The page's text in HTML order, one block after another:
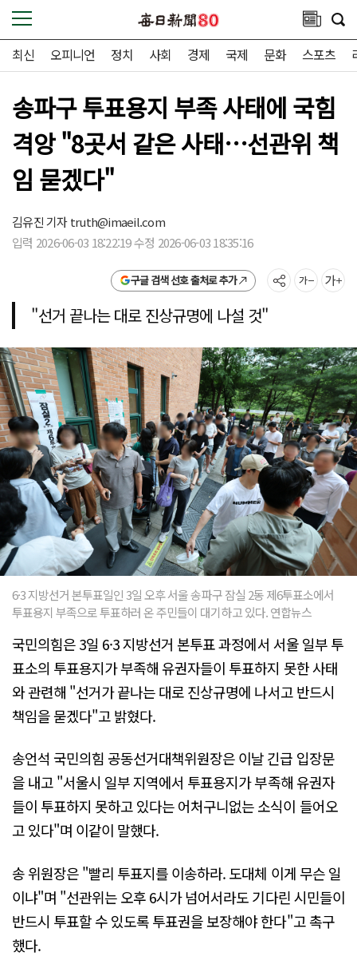
최신 오피니언 정치 사회 경제 국제 문화 스포츠
송파구 투표용지 부족 사태에 국힘
격앙 "8곳서 같은 사태…선관위 책
임 묻겠다"
김유진 기자truth@imaeil.com
입력 2026-06-03 18:22:19 수정 2026-06-03 18:35:16
구글 검색 선호 출처로 추가
"선거 끝나는 대로 진상규명에 나설 것"
6·3 지방선거 본투표일인 3일 오후 서울 송파구 잠실 2동 제6투표소에서
투표용지 부족으로 투표하러 온 주민들이 대기하고 있다. 연합뉴스
국민의힘은 3일 6·3 지방선거 본투표 과정에서 서울 일부 투
표소의 투표용지가 부족해 유권자들이 투표하지 못한 사태
와 관련해 "선거가 끝나는 대로 진상규명에 나서고 반드시
책임을 묻겠다"고 밝혔다.
송언석 국민의힘 공동선거대책위원장은 이날 긴급 입장문
을 내고 "서울시 일부 지역에서 투표용지가 부족해 유권자
들이 투표하지 못하고 있다는 어처구니없는 소식이 들어오
고 있다"며 이같이 말했다.
송 위원장은 "빨리 투표지를 이송하라. 도대체 이게 무슨 일
이냐"며 "선관위는 오후 6시가 넘어서라도 기다린 시민들이
반드시 투표할 수 있도록 투표권을 보장해야 한다"고 촉구
했다.